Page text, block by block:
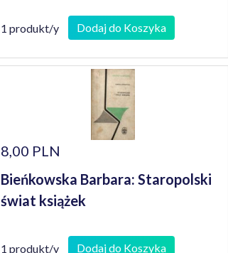
1 produkt/y Dodaj do Koszyka
8,00 PLN
Bieńkowska Barbara: Staropolski
świat książek
1 produkt/y Dodaj do Koszyka